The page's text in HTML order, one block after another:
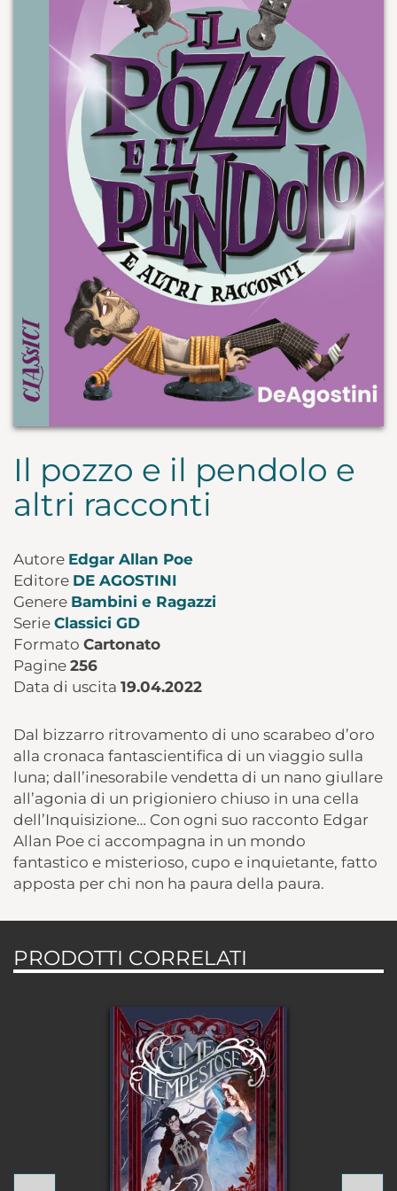
Il pozzo e il pendolo e
altri racconti
Autore Edgar Allan Poe
Editore DE AGOSTINI
Genere Bambini e Ragazzi
Serie Classici GD
Formato Cartonato
Pagine 256
Data di uscita 19.04.2022
Dal bizzarro ritrovamento di uno scarabeo d’oro
alla cronaca fantascientifica di un viaggio sulla
luna; dall’inesorabile vendetta di un nano giullare
all’agonia di un prigioniero chiuso in una cella
dell’Inquisizione… Con ogni suo racconto Edgar
Allan Poe ci accompagna in un mondo
fantastico e misterioso, cupo e inquietante, fatto
apposta per chi non ha paura della paura.
PRODOTTI CORRELATI